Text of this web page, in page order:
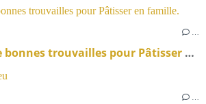
J'aime Pâtisser de bonnes trouvailles pour Pâtisser en famille.